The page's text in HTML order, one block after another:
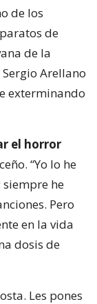
de los
de
de la
Arellano
exterminando
el horror
“Yo lo he
he
Pero
en la vida
dosis de
Les pones